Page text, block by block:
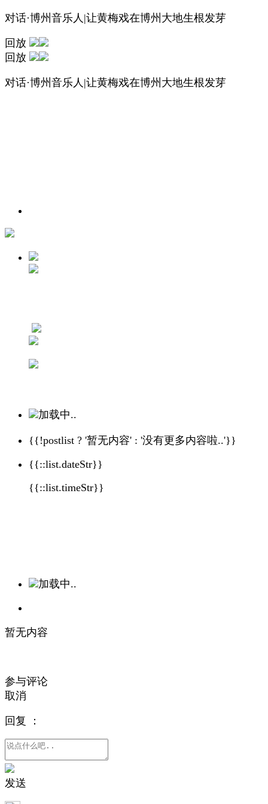
对话·博州音乐人|让黄梅戏在博州大地生根发芽
回放
回放
对话·博州音乐人|让黄梅戏在博州大地生根发芽
加载中..
{{!postlist ? '暂无内容' : '没有更多内容啦..'}}
{{::list.dateStr}}
{{::list.timeStr}}
加载中..
暂无内容
参与评论
取消
回复 ：
发送